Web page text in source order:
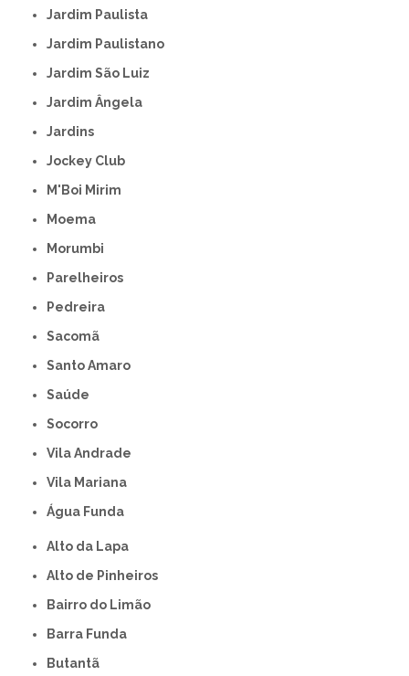
Jardim Paulista
Jardim Paulistano
Jardim São Luiz
Jardim Ângela
Jardins
Jockey Club
M'Boi Mirim
Moema
Morumbi
Parelheiros
Pedreira
Sacomã
Santo Amaro
Saúde
Socorro
Vila Andrade
Vila Mariana
Água Funda
Alto da Lapa
Alto de Pinheiros
Bairro do Limão
Barra Funda
Butantã